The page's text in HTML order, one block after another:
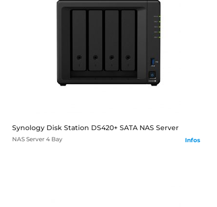
Synology Disk Station DS420+ SATA NAS Server
NAS Server 4 Bay Infos